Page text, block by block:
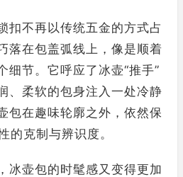
扣不再以传统五金的方式占
落在包盖弧线上，像是顺着
细节。它呼应了冰壶“推手”
、柔软的包身注入一处冷静
包在趣味轮廓之外，依然保
的克制与辨识度。
冰壶包的时髦感又变得更加